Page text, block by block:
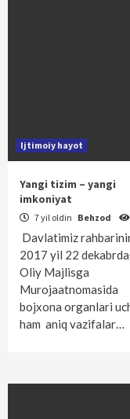
Ijtimoiy hayot
Yangi tizim – yangi
imkoniyat
7 yil oldin Behzod
Davlatimiz
2017 yil 22
Oliy Majlisga
Murojaatnomasida
bojxona organlari
ham aniq vazifalar…